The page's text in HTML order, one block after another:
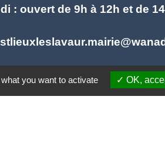
: ouvert de 9h à 12h et de
you want to activate OK,